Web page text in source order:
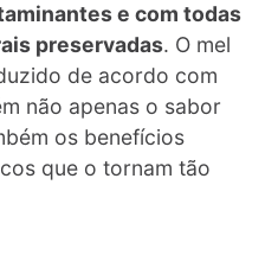
e com todas
preservadas. O mel
de acordo com
não apenas o sabor
os benefícios
que o tornam tão